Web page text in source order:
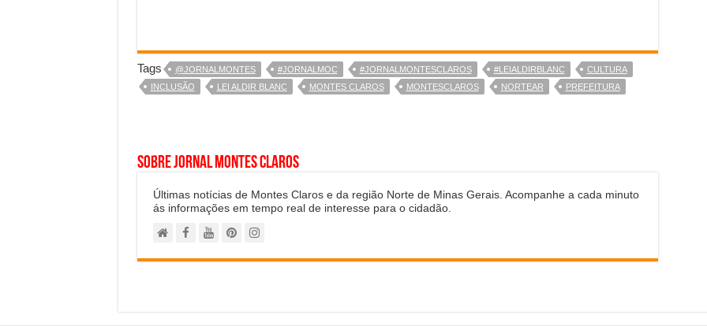
Tags @JORNALMONTES #JORNALMOC #JORNALMONTESCLAROS #LEIALDIRBLANC
CULTURA
INCLUSÃO
LEI ALDIR BLANC MONTES CLAROS MONTESCLAROS NORTEAR PREFEITURA
Sobre Jornal Montes Claros
Últimas notícias de Montes Claros e da região Norte de Minas Gerais. Acompanhe a cada minuto
ás informações em tempo real de interesse para o cidadão.